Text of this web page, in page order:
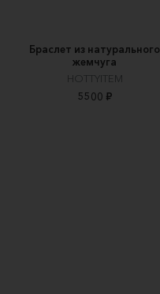
Браслет из натурального
жемчуга
HOTTYITEM
5500 ₽